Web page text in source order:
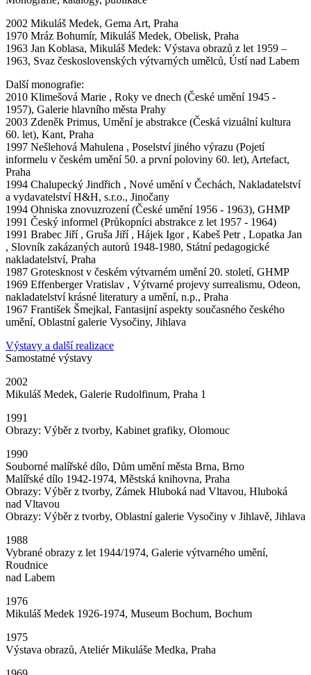
2002 Mikuláš Medek, Gema Art, Praha
1970 Mráz Bohumír, Mikuláš Medek, Obelisk, Praha
1963 Jan Koblasa, Mikuláš Medek: Výstava obrazů z let 1959 –
1963, Svaz československých výtvarných umělců, Ústí nad Labem
Další monografie:
2010 Klimešová Marie , Roky ve dnech (České umění 1945 -
1957), Galerie hlavního města Prahy
2003 Zdeněk Primus, Umění je abstrakce (Česká vizuální kultura
60. let), Kant, Praha
1997 Nešlehová Mahulena , Poselství jiného výrazu (Pojetí
informelu v českém umění 50. a první poloviny 60. let), Artefact,
Praha
1994 Chalupecký Jindřich , Nové umění v Čechách, Nakladatelství
a vydavatelství H&H, s.r.o., Jinočany
1994 Ohniska znovuzrození (České umění 1956 - 1963), GHMP
1991 Český informel (Průkopníci abstrakce z let 1957 - 1964)
1991 Brabec Jiří , Gruša Jiří , Hájek Igor , Kabeš Petr , Lopatka Jan
, Slovník zakázaných autorů 1948-1980, Státní pedagogické
nakladatelství, Praha
1987 Grotesknost v českém výtvarném umění 20. století, GHMP
1969 Effenberger Vratislav , Výtvarné projevy surrealismu, Odeon,
nakladatelství krásné literatury a umění, n.p., Praha
1967 František Šmejkal, Fantasijní aspekty současného českého
umění, Oblastní galerie Vysočiny, Jihlava
Výstavy a další realizace
Samostatné výstavy
2002
Mikuláš Medek, Galerie Rudolfinum, Praha 1
1991
Obrazy: Výběr z tvorby, Kabinet grafiky, Olomouc
1990
Souborné malířské dílo, Dům umění města Brna, Brno
Malířské dílo 1942-1974, Městská knihovna, Praha
Obrazy: Výběr z tvorby, Zámek Hluboká nad Vltavou, Hluboká
nad Vltavou
Obrazy: Výběr z tvorby, Oblastní galerie Vysočiny v Jihlavě, Jihlava
1988
Vybrané obrazy z let 1944/1974, Galerie výtvarného umění,
Roudnice
nad Labem
1976
Mikuláš Medek 1926-1974, Museum Bochum, Bochum
1975
Výstava obrazů, Ateliér Mikuláše Medka, Praha